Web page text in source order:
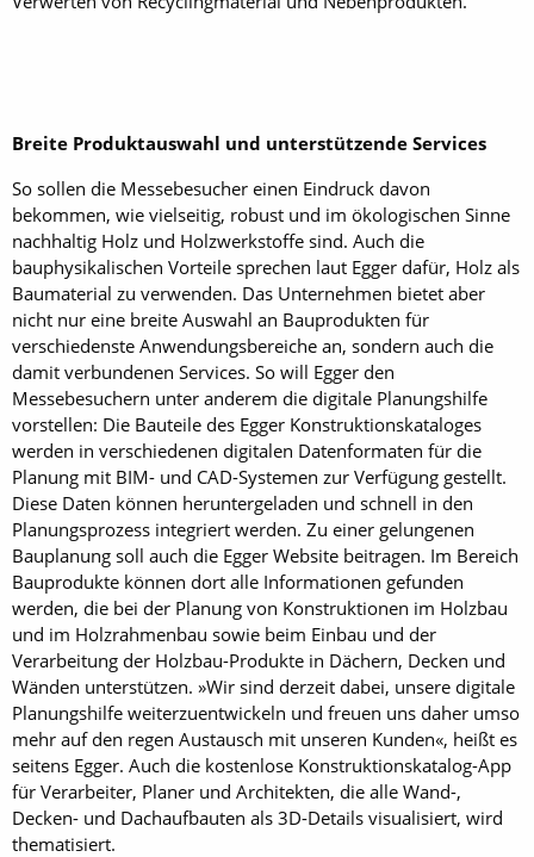
Breite Produktauswahl und unterstützende Services
So sollen die Messebesucher einen Eindruck davon
bekommen, wie vielseitig, robust und im ökologischen Sinne
nachhaltig Holz und Holzwerkstoffe sind. Auch die
bauphysikalischen Vorteile sprechen laut Egger dafür, Holz als
Baumaterial zu verwenden. Das Unternehmen bietet aber
nicht nur eine breite Auswahl an Bauprodukten für
verschiedenste Anwendungsbereiche an, sondern auch die
damit verbundenen Services. So will Egger den
Messebesuchern unter anderem die digitale Planungshilfe
vorstellen: Die Bauteile des Egger Konstruktionskataloges
werden in verschiedenen digitalen Datenformaten für die
Planung mit BIM- und CAD-Systemen zur Verfügung gestellt.
Diese Daten können heruntergeladen und schnell in den
Planungsprozess integriert werden. Zu einer gelungenen
Bauplanung soll auch die Egger Website beitragen. Im Bereich
Bauprodukte können dort alle Informationen gefunden
werden, die bei der Planung von Konstruktionen im Holzbau
und im Holzrahmenbau sowie beim Einbau und der
Verarbeitung der Holzbau-Produkte in Dächern, Decken und
Wänden unterstützen. »Wir sind derzeit dabei, unsere digitale
Planungshilfe weiterzuentwickeln und freuen uns daher umso
mehr auf den regen Austausch mit unseren Kunden«, heißt es
seitens Egger. Auch die kostenlose Konstruktionskatalog-App
für Verarbeiter, Planer und Architekten, die alle Wand-,
Decken- und Dachaufbauten als 3D-Details visualisiert, wird
thematisiert.